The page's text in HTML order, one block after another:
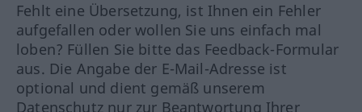
Fehlt eine Übersetzung, ist Ihnen ein Fehler
aufgefallen oder wollen Sie uns einfach mal
loben? Füllen Sie bitte das Feedback-Formular
aus. Die Angabe der E-Mail-Adresse ist
optional und dient gemäß unserem
Datenschutz nur zur Beantwortung Ihrer